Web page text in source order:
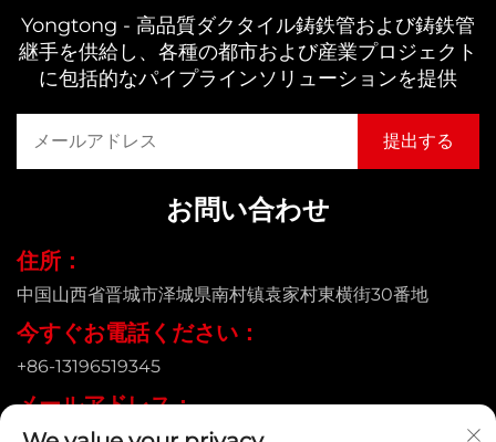
Yongtong - 高品質ダクタイル鋳鉄管および鋳鉄管
継手を供給し、各種の都市および産業プロジェクト
に包括的なパイプラインソリューションを提供
お問い合わせ
住所：
中国山西省晋城市泽城県南村镇袁家村東横街30番地
今すぐお電話ください：
+86-13196519345
メールアドレス：